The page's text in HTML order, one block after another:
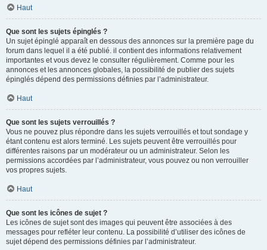
Haut
Que sont les sujets épinglés ?
Un sujet épinglé apparaît en dessous des annonces sur la première page du
forum dans lequel il a été publié. il contient des informations relativement
importantes et vous devez le consulter régulièrement. Comme pour les
annonces et les annonces globales, la possibilité de publier des sujets
épinglés dépend des permissions définies par l’administrateur.
Haut
Que sont les sujets verrouillés ?
Vous ne pouvez plus répondre dans les sujets verrouillés et tout sondage y
étant contenu est alors terminé. Les sujets peuvent être verrouillés pour
différentes raisons par un modérateur ou un administrateur. Selon les
permissions accordées par l’administrateur, vous pouvez ou non verrouiller
vos propres sujets.
Haut
Que sont les icônes de sujet ?
Les icônes de sujet sont des images qui peuvent être associées à des
messages pour refléter leur contenu. La possibilité d’utiliser des icônes de
sujet dépend des permissions définies par l’administrateur.